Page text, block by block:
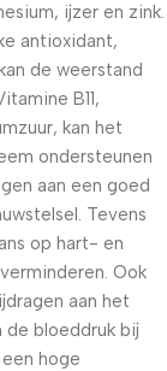
ijzer en zink.
antioxidant,
de weerstand
B11,
kan het
ondersteunen
aan een goed
Tevens
op hart- en
Ook
aan het
de bloeddruk bij
hoge